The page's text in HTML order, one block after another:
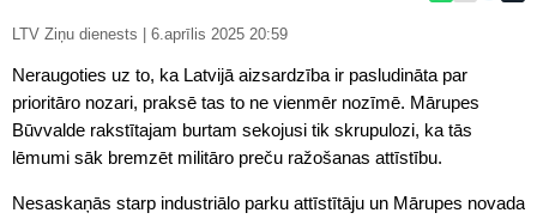
LTV Ziņu dienests | 6.aprīlis 2025 20:59
Neraugoties uz to, ka Latvijā aizsardzība ir pasludināta par
prioritāro nozari, praksē tas to ne vienmēr nozīmē. Mārupes
Būvvalde rakstītajam burtam sekojusi tik skrupulozi, ka tās
lēmumi sāk bremzēt militāro preču ražošanas attīstību.
Nesaskaņās starp industriālo parku attīstītāju un Mārupes novada